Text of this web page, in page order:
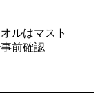
ルはマスト
前確認